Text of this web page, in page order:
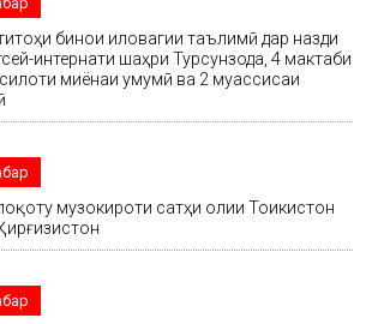
бинои иловагии таълимӣ дар назди
интернати шаҳри Турсунзода, 4 мактаби
миёнаи умумӣ ва 2 муассисаи
музокироти сатҳи олии Тоҷикистон